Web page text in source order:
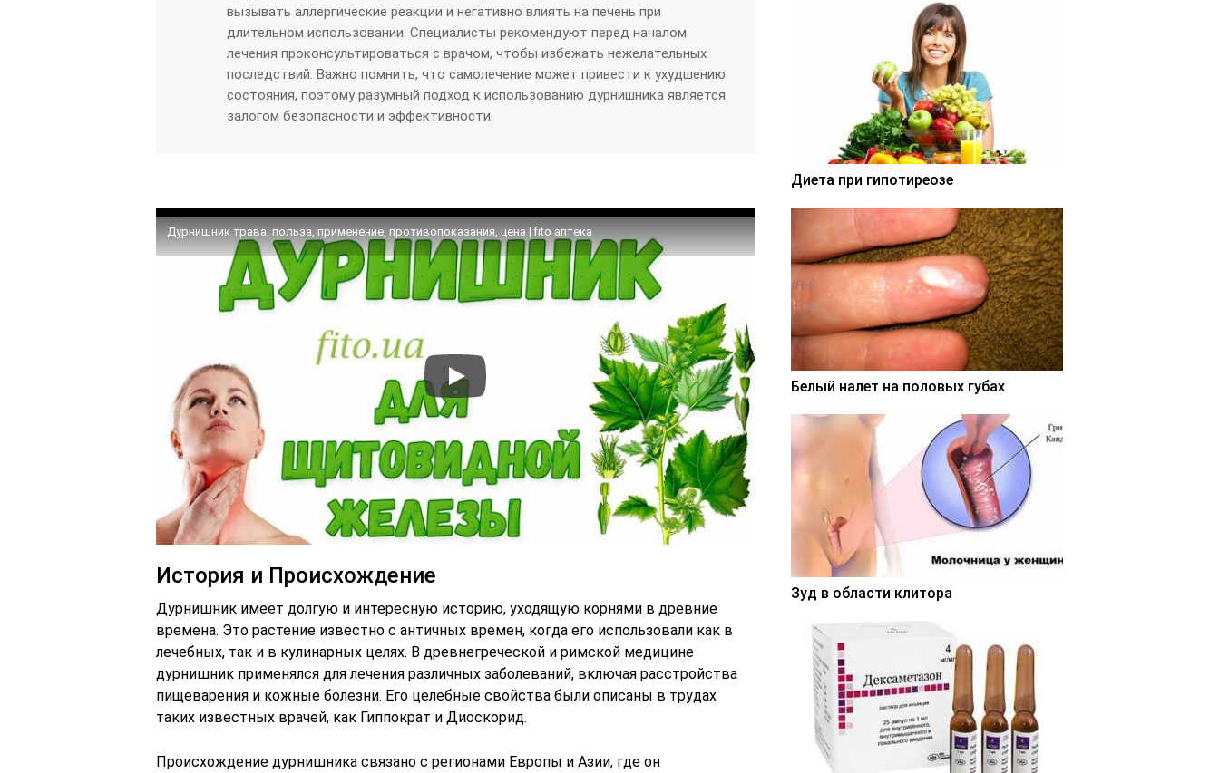
вызывать аллергические реакции и негативно влиять на печень при
длительном использовании. Специалисты рекомендуют перед началом
лечения проконсультироваться с врачом, чтобы избежать нежелательных
последствий. Важно помнить, что самолечение может привести к ухудшению
состояния, поэтому разумный подход к использованию дурнишника является
залогом безопасности и эффективности.
Дурнишник трава: польза, применение, противопоказания, цена | fito аптека
История и Происхождение
Дурнишник имеет долгую и интересную историю, уходящую корнями в древние
времена. Это растение известно с античных времен, когда его использовали как в
лечебных, так и в кулинарных целях. В древнегреческой и римской медицине
дурнишник применялся для лечения различных заболеваний, включая расстройства
пищеварения и кожные болезни. Его целебные свойства были описаны в трудах
таких известных врачей, как Гиппократ и Диоскорид.
Происхождение дурнишника связано с регионами Европы и Азии, где он
Диета при гипотиреозе
Белый налет на половых губах
Зуд в области клитора